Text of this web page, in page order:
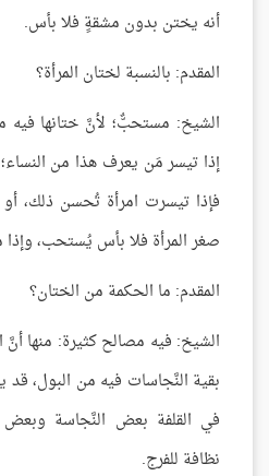
أنه يختن بدون مشقةٍ فلا بأس.
المقدم: بالنسبة لختان المرأة؟
الشيخ: مستحبٌّ؛ لأنَّ ختانها فيه
إذا تيسر مَن يعرف هذا من
فإذا تيسرت امرأة تُحسن
صغر المرأة فلا بأس يُستحب، وإذا
المقدم: ما الحكمة من الختان؟
الشيخ: فيه مصالح كثيرة: منها
بقية النَّجاسات فيه من البول، قد
في القلفة بعض النَّجاسة وبعض
نظافة للفرج.